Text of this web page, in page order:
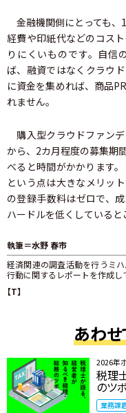
金融機関側にとっても、
経費や印紙代などのコス
りにくいものです。自信
ば、融資ではなくクラウ
に資金を集めれば、商品
れません。
購入型クラウドファン
から、2カ月程度の募集期
べると時間がかかります
という点は大きなメリッ
の登録手数料はゼロで、
ハードルを低くしていると
執筆＝水野 春市
経済関連の調査活動を行うミ
行動に関するレポートを作成し
【T】
あわ
2026年
税理
のツ
業務課